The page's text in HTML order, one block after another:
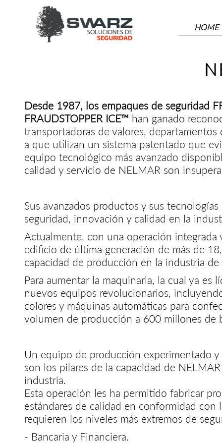
Desde 1987, los empaques de seguridad
FRAUDSTOPPER ICE™ han ganado
transportadoras de valores,
a que utilizan un sistema patentado que
equipo tecnológico más avanzado
calidad y servicio de NELMAR son
Sus avanzados productos y sus
seguridad, innovación y calidad en la
Actualmente, con una operación
edificio de última generación de más de
capacidad de producción en la industria
Para aumentar la maquinaria, la cual ya
nuevos equipos revolucionarios,
colores y máquinas automáticas para
volumen de producción a 600 millones de
Un equipo de producción experimentado
son los pilares de la capacidad de
industria.
Esta operación les ha permitido fabricar
estándares de calidad en conformidad
requieren los niveles más extremos de
- Bancaria y Financiera.
HOME